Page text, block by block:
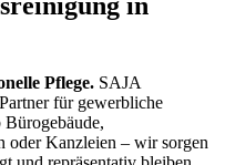
Pflege. SAJA
für gewerbliche
oder Kanzleien – wir sorgen